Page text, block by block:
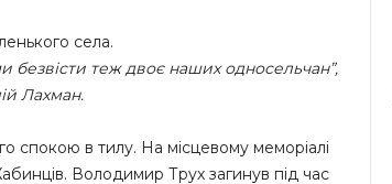
села.
теж двоє наших односельчан”,
Лахман.
спокою в тилу. На місцевому меморіалі
Володимир Трух загинув під час